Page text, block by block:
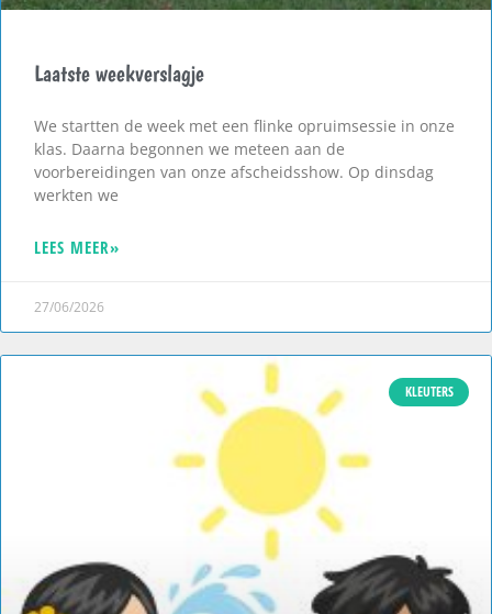
Laatste weekverslagje
We startten de week met een flinke opruimsessie in onze
klas. Daarna begonnen we meteen aan de
voorbereidingen van onze afscheidsshow. Op dinsdag
werkten we
LEES MEER»
27/06/2026
KLEUTERS